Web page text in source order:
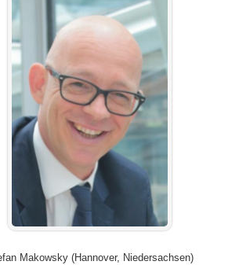
Makowsky (Hannover, Niedersachsen)